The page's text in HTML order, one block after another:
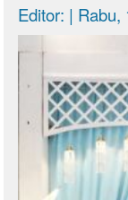
Editor: | Rabu,